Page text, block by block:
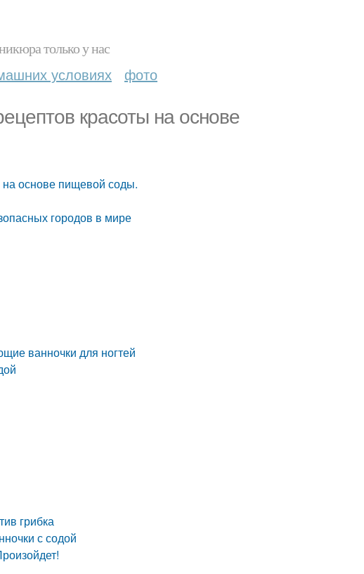
только у нас
условиях фото
красоты на основе
на основе пищевой соды.
городов в мире
ванночки для ногтей
грибка
с содой